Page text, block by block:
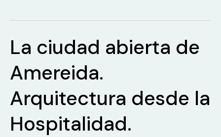
La ciudad abierta de
Amereida.
Arquitectura desde la
Hospitalidad.